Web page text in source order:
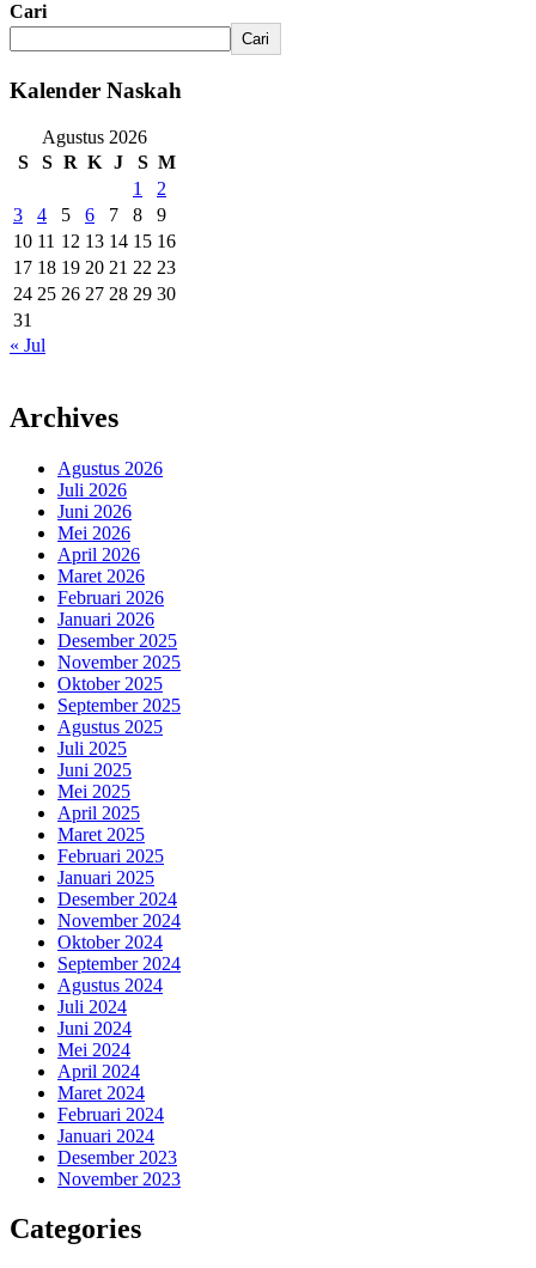
Cari
Cari
Kalender Naskah
Agustus 2026
S
S R K J S M
1
2
3
4 5 6 7 8
9
10 11 12 13 14 15 16
17 18 19 20 21 22 23
24 25 26 27 28 29 30
31
« Jul
Archives
Agustus 2026
Juli 2026
Juni 2026
Mei 2026
April 2026
Maret 2026
Februari 2026
Januari 2026
Desember 2025
November 2025
Oktober 2025
September 2025
Agustus 2025
Juli 2025
Juni 2025
Mei 2025
April 2025
Maret 2025
Februari 2025
Januari 2025
Desember 2024
November 2024
Oktober 2024
September 2024
Agustus 2024
Juli 2024
Juni 2024
Mei 2024
April 2024
Maret 2024
Februari 2024
Januari 2024
Desember 2023
November 2023
Categories